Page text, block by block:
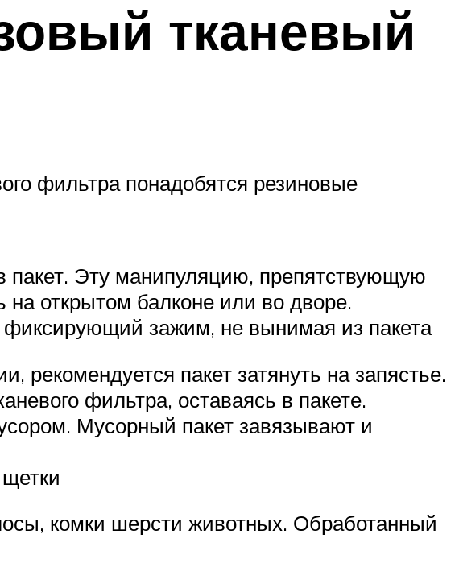
тканевый
фильтра понадобятся резиновые
пакет. Эту манипуляцию, препятствующую
открытом балконе или во дворе.
фиксирующий зажим, не вынимая из пакета
пакет затянуть на запястье.
фильтра, оставаясь в пакете.
Мусорный пакет завязывают и
комки шерсти животных. Обработанный